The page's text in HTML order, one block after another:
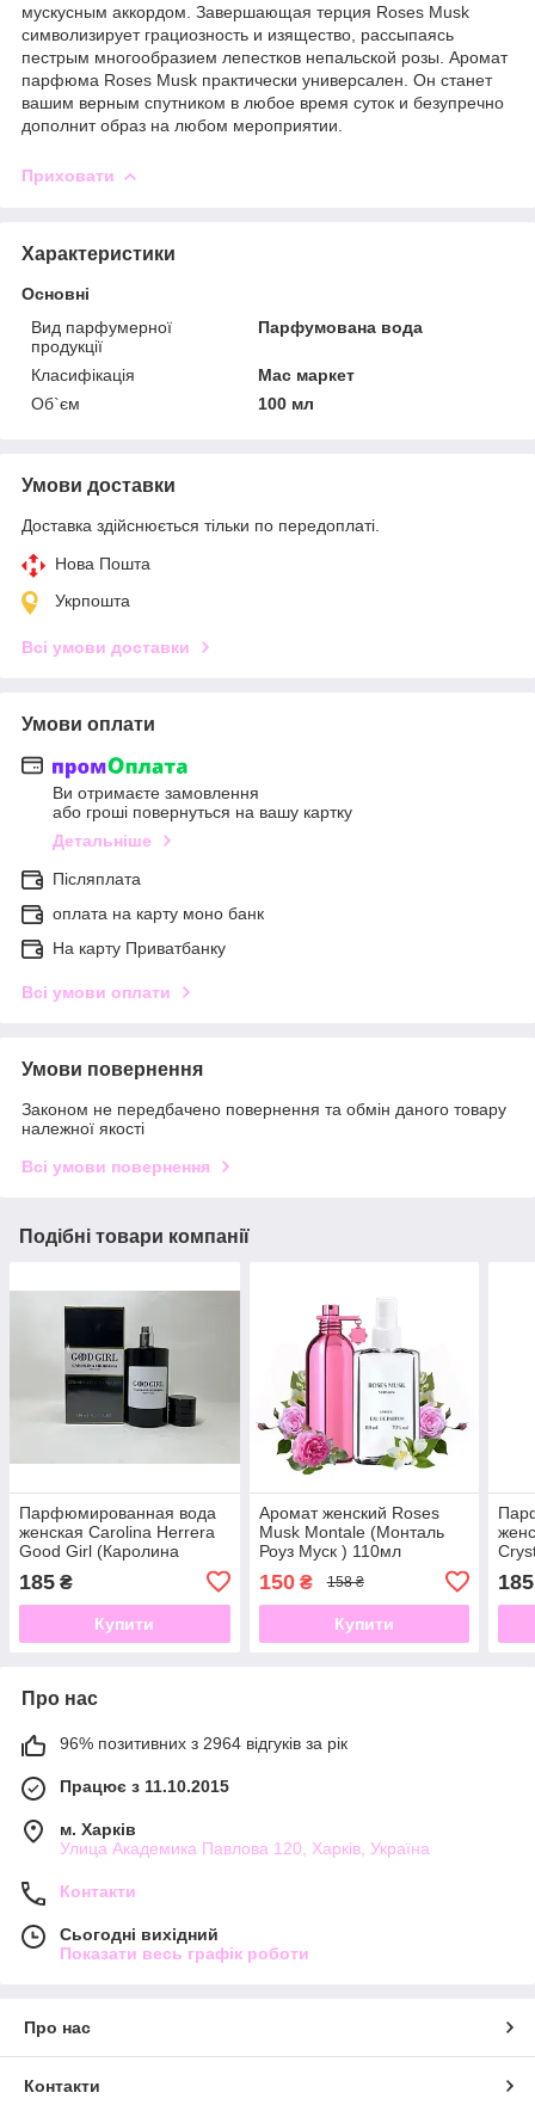
мускусным аккордом. Завершающая терция Roses Musk
символизирует грациозность и изящество, рассыпаясь
пестрым многообразием лепестков непальской розы. Аромат
парфюма Roses Musk практически универсален. Он станет
вашим верным спутником в любое время суток и безупречно
дополнит образ на любом мероприятии.
Приховати
Характеристики
Основні
Вид парфумерної
продукції
Парфумована вода
Класифікація
Мас маркет
Об`єм
100 мл
Умови доставки
Доставка здійснюється тільки по передоплаті.
Нова Пошта
Укрпошта
Всі умови доставки
Умови оплати
Ви отримаєте замовлення
або гроші повернуться на вашу картку
Детальніше
Післяплата
оплата на карту моно банк
На карту Приватбанку
Всі умови оплати
Умови повернення
Законом не передбачено повернення та обмін даного товару
належної якості
Всі умови повернення
Подібні товари компанії
Парфюмированная вода
женская Carolina Herrera
Good Girl (Каролина
Херрера Гуд Герл) 100 мл
185 ₴
Купити
Аромат женский Roses
Musk Montale (Монталь
Роуз Муск ) 110мл
150₴ 158 ₴
Купити
185
Про нас
96% позитивних з 2964 відгуків за рік
Працює з 11.10.2015
м. Харків
Улица Академика Павлова 120, Харків, Україна
Контакти
Сьогодні вихідний
Показати весь графік роботи
Про нас
Контакти